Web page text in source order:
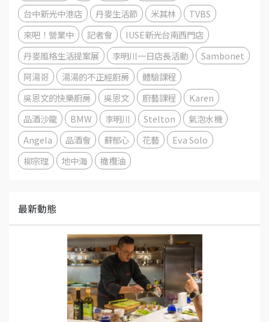
台中新光中港店
丹麥生活節 米其林
TVBS
來吧！營業中
記者會
IUSE新光台南西門店
丹麥風格生活提案展
李明川一日店長活動
Sambonet
阿湯哥
湯湯的不正經廚房
體驗課程
吳恩文的快樂廚房
吳恩文 廚藝課程
Karen
品酒沙龍
BMW 李明川 Stelton
氣泡水機
Angela
品酒會 蘇郁心 花藝
Eva Solo
柳宗理
地中海 橄欖油
最新動態